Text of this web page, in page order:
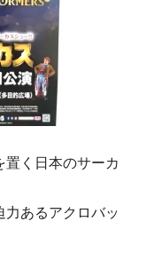
置く日本のサーカ
力あるアクロバッ